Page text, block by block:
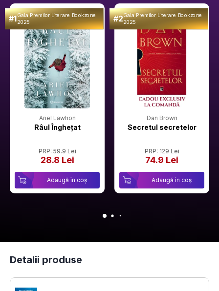
#1Gala Premilor Literare Bookzone
2025
Ariel Lawhon
Râul Înghețat
PRP: 59.9 Lei
28.8 Lei
Adaugă în coș
#2Gala Premilor Literare Bookzone
2025
Dan Brown
Secretul secretelor
PRP: 129 Lei
74.9 Lei
Adaugă în coș
Detalii produse